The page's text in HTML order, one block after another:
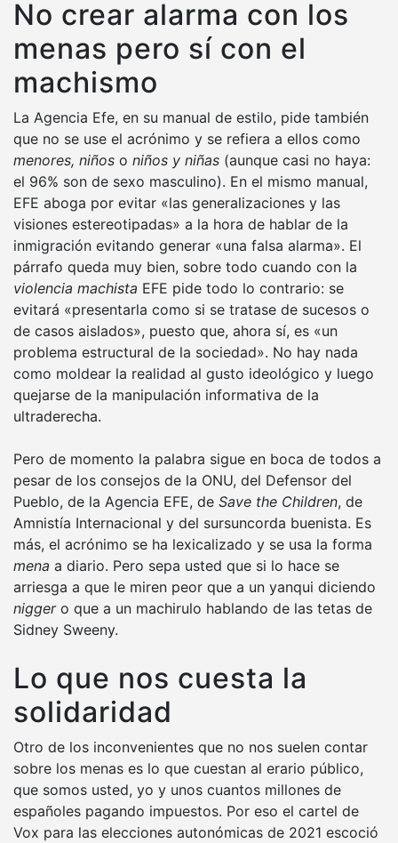
No crear alarma con los
menas pero sí con el
machismo
La Agencia Efe, en su manual de estilo, pide también
que no se use el acrónimo y se refiera a ellos como
menores, niños o niños y niñas (aunque casi no haya:
el 96% son de sexo masculino). En el mismo manual,
EFE aboga por evitar «las generalizaciones y las
visiones estereotipadas» a la hora de hablar de la
inmigración evitando generar «una falsa alarma». El
párrafo queda muy bien, sobre todo cuando con la
violencia machista EFE pide todo lo contrario: se
evitará «presentarla como si se tratase de sucesos o
de casos aislados», puesto que, ahora sí, es «un
problema estructural de la sociedad». No hay nada
como moldear la realidad al gusto ideológico y luego
quejarse de la manipulación informativa de la
ultraderecha.
Pero de momento la palabra sigue en boca de todos a
pesar de los consejos de la ONU, del Defensor del
Pueblo, de la Agencia EFE, de Save the Children, de
Amnistía Internacional y del sursuncorda buenista. Es
más, el acrónimo se ha lexicalizado y se usa la forma
mena a diario. Pero sepa usted que si lo hace se
arriesga a que le miren peor que a un yanqui diciendo
niggero que a un machirulo hablando de las tetas de
Sidney Sweeny.
Lo que nos cuesta la
solidaridad
Otro de los inconvenientes que no nos suelen contar
sobre los menas es lo que cuestan al erario público,
que somos usted, yo y unos cuantos millones de
españoles pagando impuestos. Por eso el cartel de
Vox para las elecciones autonómicas de 2021 escoció